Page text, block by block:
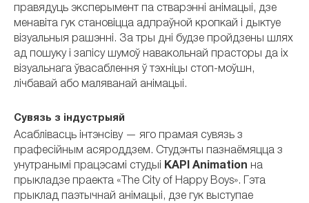
правядуць эксперымент па стварэнні анімацыі, дзе
менавіта гук становіцца адпраўной кропкай і дыктуе
візуальныя рашэнні. За тры дні будзе пройдзены шлях
ад пошуку і запісу шумоў навакольнай прасторы да іх
візуальнага ўвасаблення ў тэхніцы стоп-моўшн,
лічбавай або маляванай анімацыі.
Сувязь з індустрыяй
Асаблівасць інтэнсіву — яго прамая сувязь з
прафесійным асяроддзем. Студэнты пазнаёмяцца з
унутранымі працэсамі студыі KAPI Animation на
прыкладзе праекта «The City of Happy Boys». Гэта
прыклад паэтычнай анімацыі, дзе гук выступае